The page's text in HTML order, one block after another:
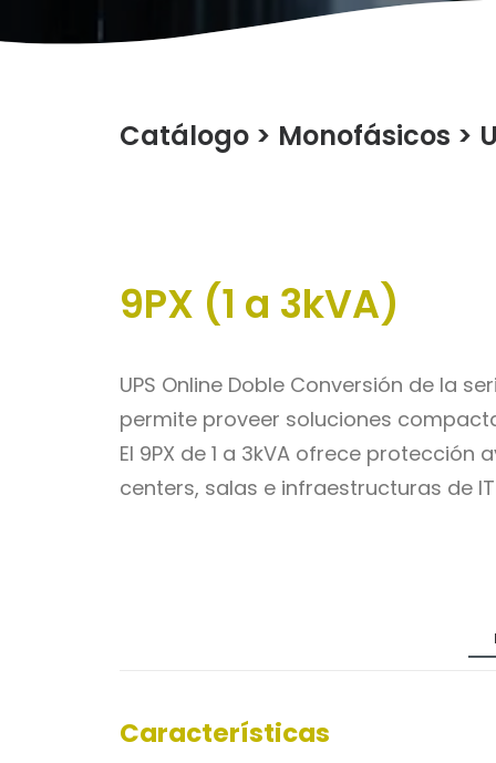
Catálogo > Monofásicos >
9PX (1 a 3kVA)
UPS Online Doble Conversión de la
permite proveer soluciones
El 9PX de 1 a 3kVA ofrece
centers, salas e infraestructuras de
Características